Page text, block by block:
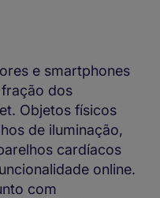
e smartphones
dos
Objetos físicos
de iluminação,
cardíacos
online.
com